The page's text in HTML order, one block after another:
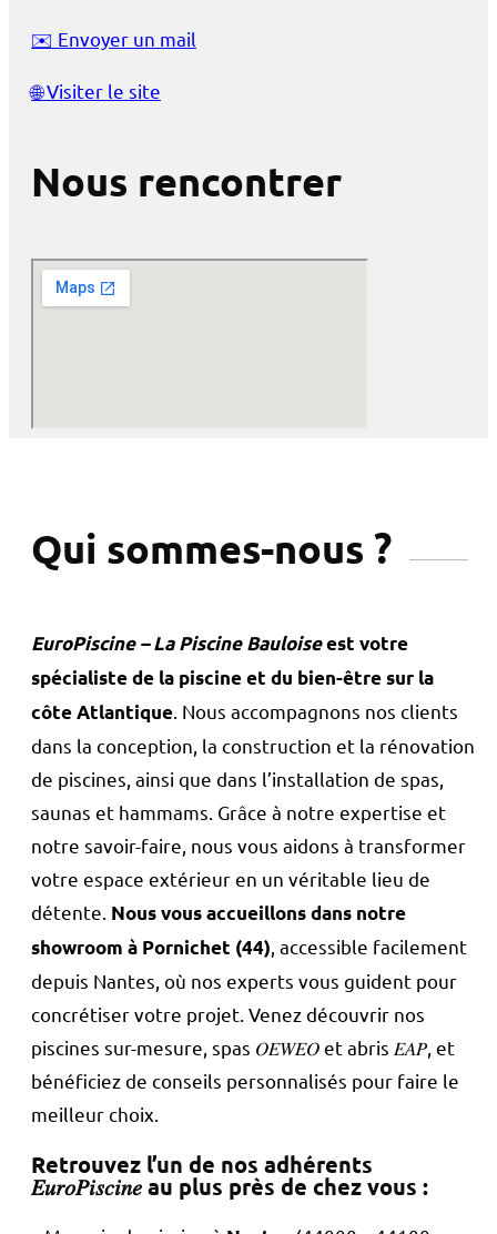
✉️ Envoyer un mail
🌐Visiter le site
Nous rencontrer
Qui sommes-nous ?
EuroPiscine – La Piscine Bauloiseest votre
spécialiste de la piscine et du bien-être sur la
côte Atlantique . Nous accompagnons nos clients
dans la conception, la construction et la rénovation
de piscines, ainsi que dans l’installation de spas,
saunas et hammams. Grâce à notre expertise et
notre savoir-faire, nous vous aidons à transformer
votre espace extérieur en un véritable lieu de
détente. Nous vous accueillons dans notre
showroom à Pornichet (44) , accessible facilement
depuis Nantes, où nos experts vous guident pour
concrétiser votre projet. Venez découvrir nos
piscines sur-mesure, spas 𝑂𝐸𝑊𝐸𝑂 et abris 𝐸𝐴𝑃, et
bénéficiez de conseils personnalisés pour faire le
meilleur choix.
​Retrouvez l’un de nos adhérents
𝐸𝑢𝑟𝑜𝑃𝑖𝑠𝑐𝑖𝑛𝑒 au plus près de chez vous :​